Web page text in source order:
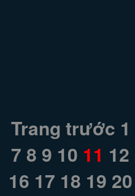
Trang trước 1
7 8 9 10 11 12
16 17 18 19 20